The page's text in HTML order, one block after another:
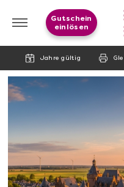
Jahre gültig
Gutschein
einlösen